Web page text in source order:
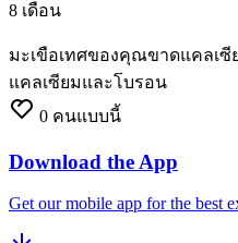
8 เดือน
มะเขือเทศของคุณขาดแคลเซี
แคลเซียมและโบรอน
0 คนแบบนี้
Download the App
Get our mobile app for the best